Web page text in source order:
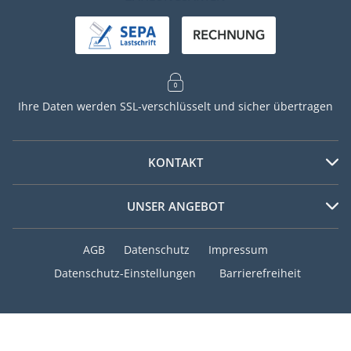
Ihre Daten werden SSL-verschlüsselt und sicher übertragen
KONTAKT
Sa 9:00 – 14:00 Uhr
UNSER ANGEBOT
Bunte
AGB Datenschutz
Impressum
Datenschutz-Einstellungen
Barrierefreiheit